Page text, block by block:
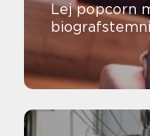
Lej popcorn